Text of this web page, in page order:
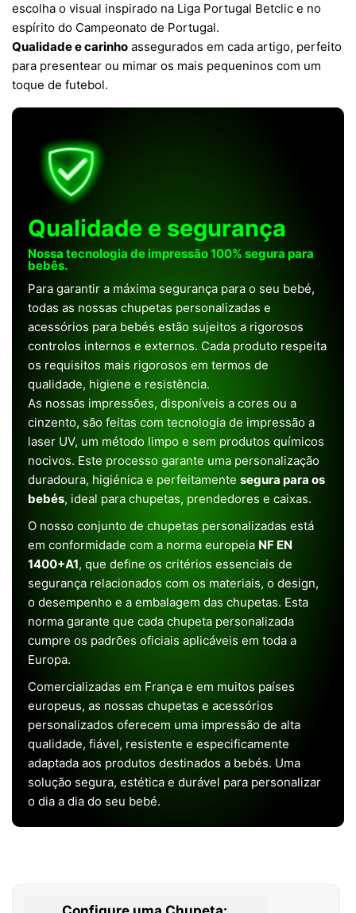
escolha o visual inspirado na Liga Portugal Betclic e no
espírito do Campeonato de Portugal.
Qualidade e carinho assegurados em cada artigo, perfeito
para presentear ou mimar os mais pequeninos com um
toque de futebol.
Qualidade e segurança
Nossa tecnologia de impressão 100% segura para
bebês.
Para garantir a máxima segurança para o seu bebé,
todas as nossas chupetas personalizadas e
acessórios para bebés estão sujeitos a rigorosos
controlos internos e externos. Cada produto respeita
os requisitos mais rigorosos em termos de
qualidade, higiene e resistência.
As nossas impressões, disponíveis a cores ou a
cinzento, são feitas com tecnologia de impressão a
laser UV, um método limpo e sem produtos químicos
nocivos. Este processo garante uma personalização
duradoura, higiénica e perfeitamente segura para os
bebés, ideal para chupetas, prendedores e caixas.
O nosso conjunto de chupetas personalizadas está
em conformidade com a norma europeia NF EN
1400+A1, que define os critérios essenciais de
segurança relacionados com os materiais, o design,
o desempenho e a embalagem das chupetas. Esta
norma garante que cada chupeta personalizada
cumpre os padrões oficiais aplicáveis em toda a
Europa.
Comercializadas em França e em muitos países
europeus, as nossas chupetas e acessórios
personalizados oferecem uma impressão de alta
qualidade, fiável, resistente e especificamente
adaptada aos produtos destinados a bebés. Uma
solução segura, estética e durável para personalizar
o dia a dia do seu bebé.